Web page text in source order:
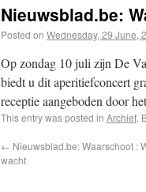
Nieuwsblad.be:
Posted on Wednesday, 29 June,
Op zondag 10 juli zijn De
biedt u dit aperitiefconcert
receptie aangeboden door
This entry was posted in Archief.
← Nieuwsblad.be: Waarschoot :
wacht